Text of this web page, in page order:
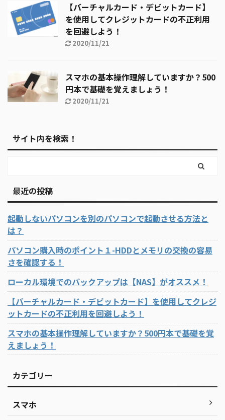
【バーチャルカード・デビットカード】
を使用してクレジットカードの不正利用
を回避しよう！
2020/11/21
スマホの基本操作理解していますか？500
円本で基礎を覚えましょう！
2020/11/21
サイト内を検索！
最近の投稿
起動しないパソコンを別のパソコンで起動させる方法と
は？
パソコン購入時のポイント１-HDDとメモリの交換の容易
さを確認する！
ローカル環境でのバックアップは【NAS】がオススメ！
【バーチャルカード・デビットカード】を使用してクレジ
ットカードの不正利用を回避しよう！
スマホの基本操作理解していますか？500円本で基礎を覚
えましょう！
カテゴリー
スマホ